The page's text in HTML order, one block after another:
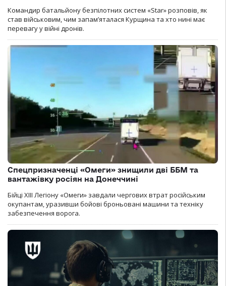
Командир батальйону безпілотних систем «Star» розповів, як
став військовим, чим запам’яталася Курщина та хто нині має
перевагу у війні дронів.
Спецпризначенці «Омеги» знищили дві ББМ та
вантажівку росіян на Донеччині
Бійці ХІІІ Легіону «Омеги» завдали чергових втрат російським
окупантам, уразивши бойові броньовані машини та техніку
забезпечення ворога.